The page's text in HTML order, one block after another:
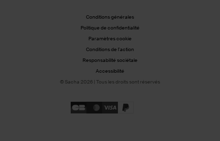
Conditions générales
Politique de confidentialité
Paramètres cookie
Conditions de l'action
Responsabilité sociétale
Accessibilité
© Sacha 2026 | Tous les droits sont réservés